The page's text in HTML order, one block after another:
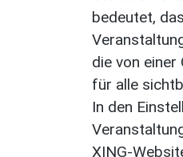
bedeutet,
die von
für alle
In den
XING-